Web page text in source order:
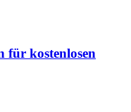
für kostenlosen